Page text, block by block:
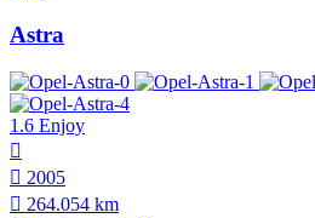
Astra
1.6 Enjoy
2005
264.054 km